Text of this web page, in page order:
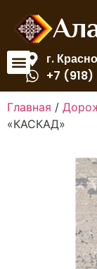
г.
+7
Главная /
«КАСКАД»